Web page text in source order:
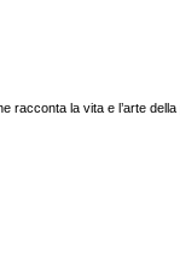
la vita e l’arte della